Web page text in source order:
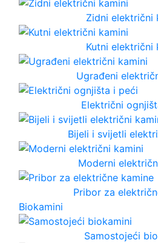
Zidni električni
Kutni električni
Ugrađeni
Električni
Bijeli i svijetli
Moderni
Pribor za
Biokamini
Samostojeći